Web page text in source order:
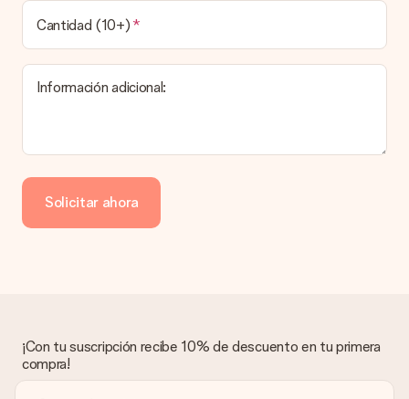
obsequio?
El tiempo de entrega se puede encontrar en la página del
producto del regalo.
¿Cómo puedo pagar mi pedido?
de crédito o transferencia bancaria. En caso de elegir
transferencia bancaria, ten en cuenta 3 días adicionales para la
entrega de tu regalo.
asunto contigo. Ponte en contacto con nuestro equipo de
atención al cliente por teléfono, correo electrónico o chat y
buscaremos una solución adecuada para ti.
Cantidad (10+)
Información adicional:
Solicitar ahora
¡Con tu suscripción recibe 10% de descuento en tu primera
compra!